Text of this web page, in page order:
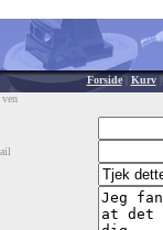
Forside| Kurv|